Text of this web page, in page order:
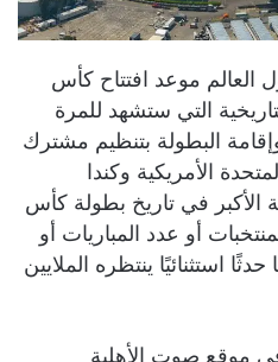
موعد افتتاح كأس
التاريخية التي ستشهد للمرة
48 منتخبًا، وإقامة البطولة بتنظيم مشترك
الأمريكية وكندا
الأكبر في تاريخ بطولة كأس
أو عدد المباريات أو
استثنائيًا ينتظره الملايين
موقع صوت الأهلية